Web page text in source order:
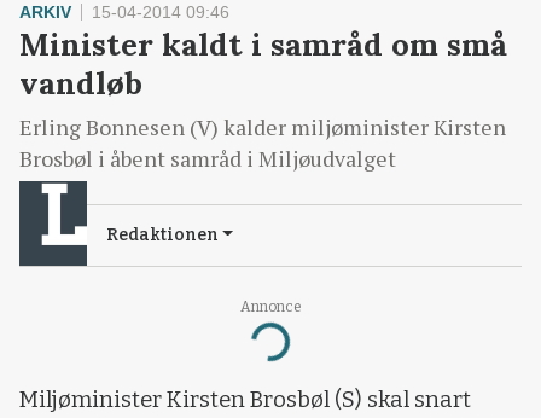
Annonce
Loading...
ARKIV 15-04-2014 09:46
Minister kaldt i samråd om små
vandløb
Erling Bonnesen (V) kalder miljøminister Kirsten
Brosbøl i åbent samråd i Miljøudvalget
Redaktionen
Miljøminister Kirsten Brosbøl (S) skal snart